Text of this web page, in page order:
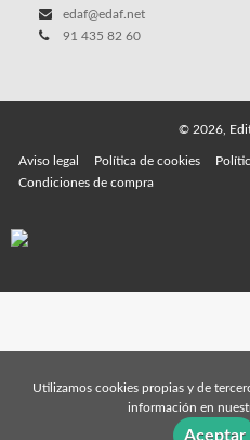
edaf@edaf.net
91 435 82 60
© 2026,
Aviso legal Política de cookies
Condiciones de compra
Utilizamos cookies propias y de
información en
Aceptar